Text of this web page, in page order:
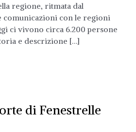
regione, ritmata dal
comunicazioni con le regioni
ci vivono circa 6.200 persone
e descrizione […]
di Fenestrelle